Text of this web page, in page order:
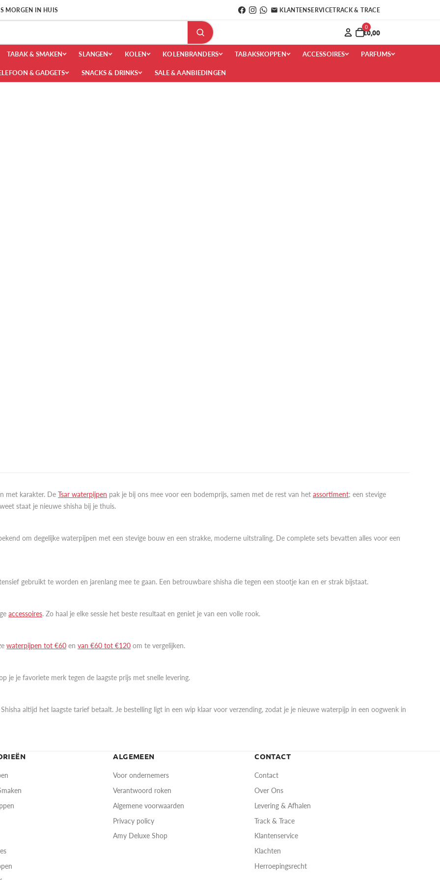
MORGEN IN HUIS KLANTENSERVICETRACK & TRACE
0
€0,00
TABAK & SMAKEN SLANGEN KOLEN KOLENBRANDERS TABAKSKOPPEN ACCESSOIRES PARFUMS
& GADGETS SNACKS & DRINKS SALE & AANBIEDINGEN
met karakter. De Tsar waterpijpen pak je bij ons mee voor een bodemprijs, samen met de rest van het assortiment; een stevige
staat je nieuwe shisha bij je thuis.
om degelijke waterpijpen met een stevige bouw en een strakke, moderne uitstraling. De complete sets bevatten alles voor een
gebruikt te worden en jarenlang mee te gaan. Een betrouwbare shisha die tegen een stootje kan en er strak bijstaat.
accessoires. Zo haal je elke sessie het beste resultaat en geniet je van een volle rook.
waterpijpen tot €60 en van €60 tot €120 om te vergelijken.
je je favoriete merk tegen de laagste prijs met snelle levering.
altijd het laagste tarief betaalt. Je bestelling ligt in een wip klaar voor verzending, zodat je je nieuwe waterpijp in een oogwenk in
ALGEMEEN
Voor ondernemers
Verantwoord roken
Algemene voorwaarden
Privacy policy
Amy Deluxe Shop
CONTACT
Contact
Over Ons
Levering & Afhalen
Track & Trace
Klantenservice
Klachten
Herroepingsrecht